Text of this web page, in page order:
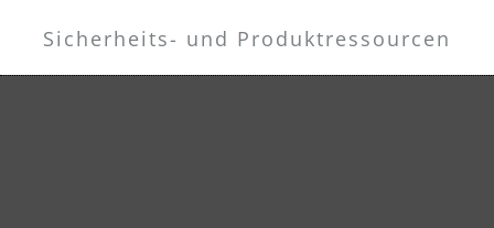
Sicherheits- und Produktressourcen